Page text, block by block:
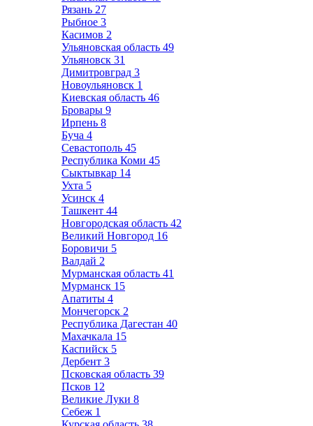
Рязань 27
Рыбное 3
Касимов 2
Ульяновская область 49
Ульяновск 31
Димитровград 3
Новоульяновск 1
Киевская область 46
Бровары 9
Ирпень 8
Буча 4
Севастополь 45
Республика Коми 45
Сыктывкар 14
Ухта 5
Усинск 4
Ташкент 44
Новгородская область 42
Великий Новгород 16
Боровичи 5
Валдай 2
Мурманская область 41
Мурманск 15
Апатиты 4
Мончегорск 2
Республика Дагестан 40
Махачкала 15
Каспийск 5
Дербент 3
Псковская область 39
Псков 12
Великие Луки 8
Себеж 1